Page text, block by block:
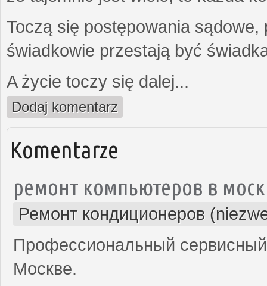
Toczą się postępowania
świadkowie przestają być
A życie toczy się dalej...
Dodaj komentarz
Komentarze
ремонт компьютеров в
Ремонт кондиционеров
Профессиональный
Москве.